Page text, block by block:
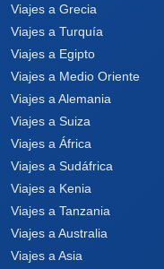
Viajes a Grecia
Viajes a Turquía
Viajes a Egipto
Viajes a Medio Oriente
Viajes a Alemania
Viajes a Suiza
Viajes a África
Viajes a Sudáfrica
Viajes a Kenia
Viajes a Tanzania
Viajes a Australia
Viajes a Asia